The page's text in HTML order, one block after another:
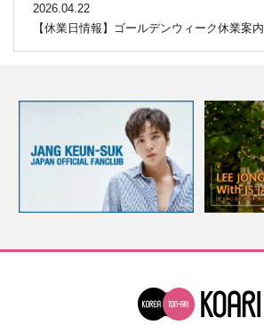
2026.04.22
【休業日情報】ゴールデンウィーク休業案内